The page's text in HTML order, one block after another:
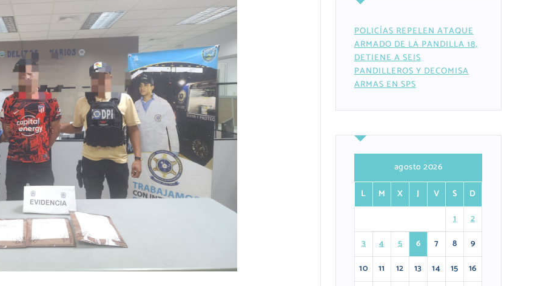
POLICÍAS REPELEN ATAQUE
ARMADO DE LA PANDILLA 18,
DETIENE A SEIS
PANDILLEROS Y DECOMISA
ARMAS EN SPS
agosto 2026
L
M X J V S
D
1
2
3
4 5 6 7 8
9
10
11 12 13 14 15
16